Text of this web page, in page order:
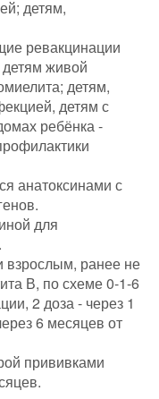
детям,
ревакцинации
живой
детям,
детям с
ребёнка -
анатоксинами с
для
взрослым, ранее не
В, по схеме 0-1-6
2 доза - через 1
6 месяцев от
прививками